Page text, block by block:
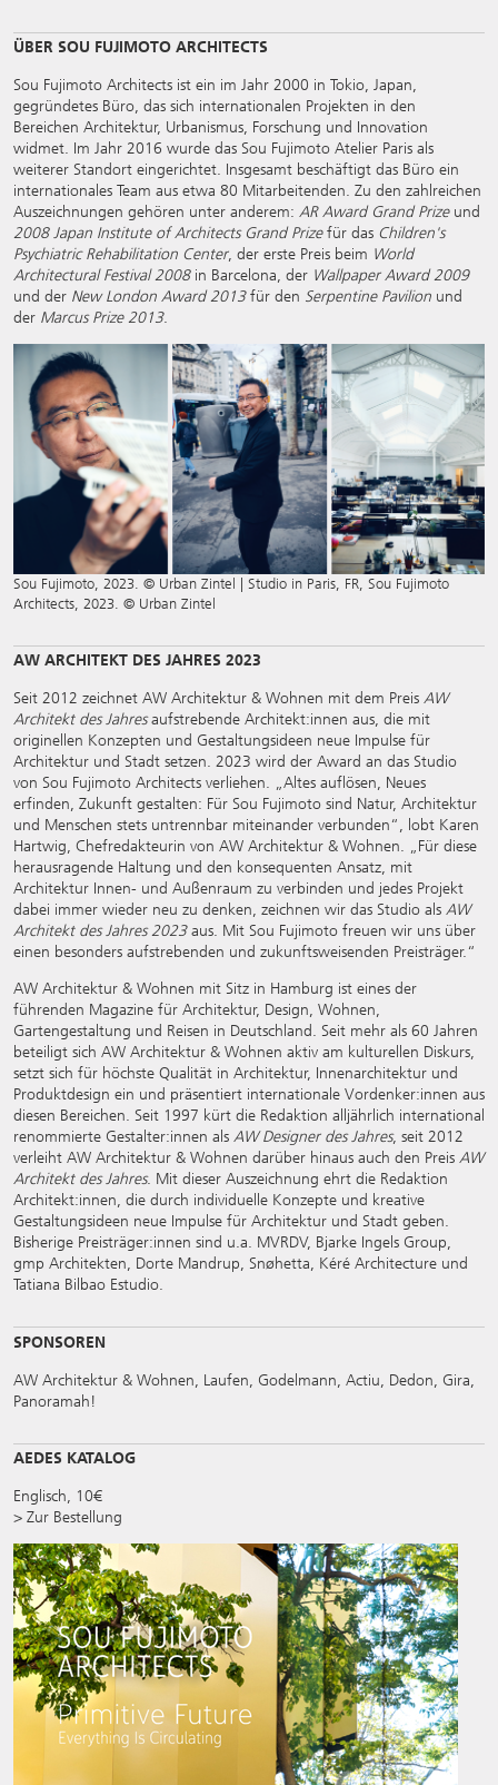
ÜBER SOU FUJIMOTO ARCHITECTS
Sou Fujimoto Architects ist ein im Jahr 2000 in Tokio, Japan,
gegründetes Büro, das sich internationalen Projekten in den
Bereichen Architektur, Urbanismus, Forschung und Innovation
widmet. Im Jahr 2016 wurde das Sou Fujimoto Atelier Paris als
weiterer Standort eingerichtet. Insgesamt beschäftigt das Büro ein
internationales Team aus etwa 80 Mitarbeitenden. Zu den zahlreichen
Auszeichnungen gehören unter anderem: AR Award Grand Prizeund
2008 Japan Institute of Architects Grand Prizefür das Children's
Psychiatric Rehabilitation Center, der erste Preis beim World
Architectural Festival 2008in Barcelona, der Wallpaper Award 2009
und der New London Award 2013für den Serpentine Pavilion und
der Marcus Prize 2013.
Sou Fujimoto, 2023. © Urban Zintel | Studio in Paris, FR, Sou Fujimoto
Architects, 2023. © Urban Zintel
AW ARCHITEKT DES JAHRES 2023
Seit 2012 zeichnet AW Architektur & Wohnen mit dem Preis AW
Architekt des Jahresaufstrebende Architekt:innen aus, die mit
originellen Konzepten und Gestaltungsideen neue Impulse für
Architektur und Stadt setzen. 2023 wird der Award an das Studio
von Sou Fujimoto Architects verliehen. „Altes auflösen, Neues
erfinden, Zukunft gestalten: Für Sou Fujimoto sind Natur, Architektur
und Menschen stets untrennbar miteinander verbunden“, lobt Karen
Hartwig, Chefredakteurin von AW Architektur & Wohnen. „Für diese
herausragende Haltung und den konsequenten Ansatz, mit
Architektur Innen- und Außenraum zu verbinden und jedes Projekt
dabei immer wieder neu zu denken, zeichnen wir das Studio als AW
Architekt des Jahres 2023aus. Mit Sou Fujimoto freuen wir uns über
einen besonders aufstrebenden und zukunftsweisenden Preisträger.“
AW Architektur & Wohnen mit Sitz in Hamburg ist eines der
führenden Magazine für Architektur, Design, Wohnen,
Gartengestaltung und Reisen in Deutschland. Seit mehr als 60 Jahren
beteiligt sich AW Architektur & Wohnen aktiv am kulturellen Diskurs,
setzt sich für höchste Qualität in Architektur, Innenarchitektur und
Produktdesign ein und präsentiert internationale Vordenker:innen aus
diesen Bereichen. Seit 1997 kürt die Redaktion alljährlich international
renommierte Gestalter:innen als AW Designer des Jahres, seit 2012
verleiht AW Architektur & Wohnen darüber hinaus auch den Preis AW
Architekt des Jahres. Mit dieser Auszeichnung ehrt die Redaktion
Architekt:innen, die durch individuelle Konzepte und kreative
Gestaltungsideen neue Impulse für Architektur und Stadt geben.
Bisherige Preisträger:innen sind u.a. MVRDV, Bjarke Ingels Group,
gmp Architekten, Dorte Mandrup, Snøhetta, Kéré Architecture und
Tatiana Bilbao Estudio.
SPONSOREN
AW Architektur & Wohnen, Laufen, Godelmann, Actiu, Dedon, Gira,
Panoramah!
AEDES KATALOG
Englisch, 10€
> Zur Bestellung